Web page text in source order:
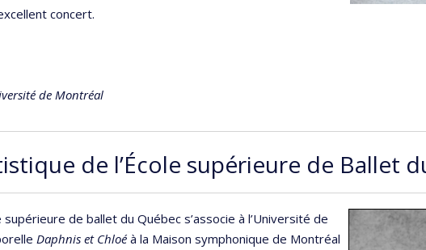
concert.
de Montréal
de l’École supérieure de Ballet
supérieure de ballet du Québec s’associe à l’Université de
Daphnis et Chloé à la Maison symphonique de Montréal